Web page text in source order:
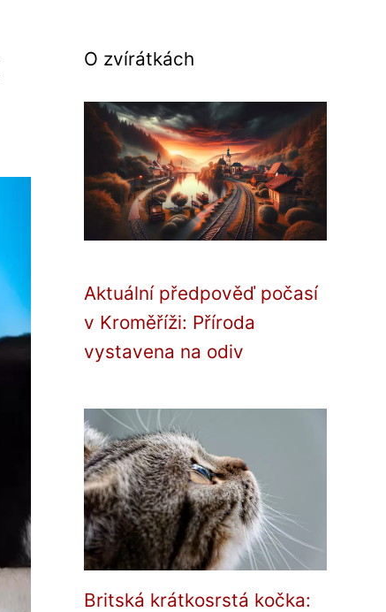
O zvírátkách
Aktuální předpověď počasí
v Kroměříži: Příroda
vystavena na odiv
Britská krátkosrstá kočka: